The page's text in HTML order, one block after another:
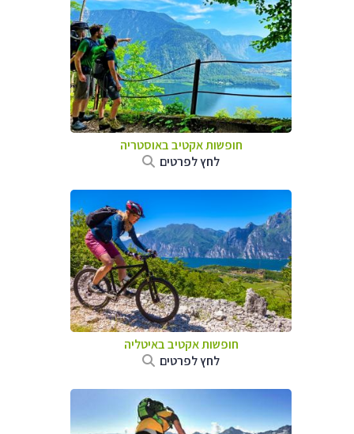
חופשות אקטיב באוסטריה
לחץ לפרטים
חופשות אקטיב באיטליה
לחץ לפרטים